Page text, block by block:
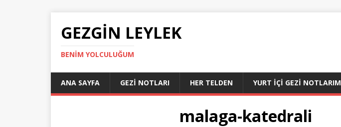
GEZGIN LEYLEK
BENIM YOLCULUĞUM
ANA SAYFA GEZI NOTLARI HER TELDEN YURT İÇI GEZI NOTLARIM
malaga-katedrali